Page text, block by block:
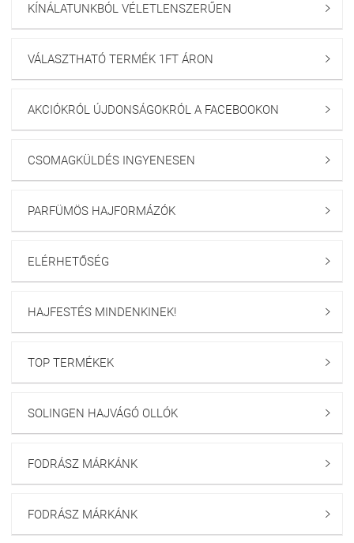
KÍNÁLATUNKBÓL VÉLETLENSZERŰEN 
VÁLASZTHATÓ TERMÉK 1FT ÁRON 
AKCIÓKRÓL ÚJDONSÁGOKRÓL A FACEBOOKON 
CSOMAGKÜLDÉS INGYENESEN 
PARFÜMÖS HAJFORMÁZÓK 
ELÉRHETŐSÉG 
HAJFESTÉS MINDENKINEK! 
TOP TERMÉKEK 
SOLINGEN HAJVÁGÓ OLLÓK 
FODRÁSZ MÁRKÁNK 
FODRÁSZ MÁRKÁNK 